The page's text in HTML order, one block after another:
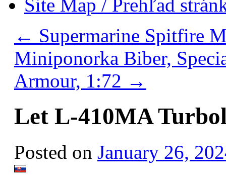
Site Map / Prehľad
← Supermarine Spitfire
Miniponorka Biber,
Armour, 1:72 →
Let L-410MA
Posted on January 26,